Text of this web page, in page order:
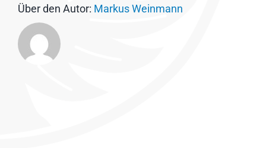
Über den Autor: Markus Weinmann